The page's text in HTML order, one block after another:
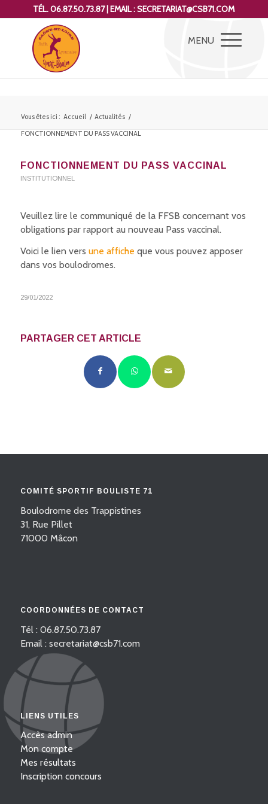
TÉL. 06.87.50.73.87 | EMAIL : SECRETARIAT@CSB71.COM
Vous êtes ici : Accueil / Actualités /
FONCTIONNEMENT DU PASS VACCINAL
FONCTIONNEMENT DU PASS VACCINAL
INSTITUTIONNEL
Veuillez lire le communiqué de la FFSB concernant vos
obligations par rapport au nouveau Pass vaccinal.
Voici le lien vers une affiche que vous pouvez apposer
dans vos boulodromes.
29/01/2022
PARTAGER CET ARTICLE
COMITÉ SPORTIF BOULISTE 71
Boulodrome des Trappistines
31, Rue Pillet
71000 Mâcon
COORDONNÉES DE CONTACT
Tél : 06.87.50.73.87
Email : secretariat@csb71.com
LIENS UTILES
Accès admin
Mon compte
Mes résultats
Inscription concours